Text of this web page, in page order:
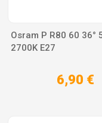
Osram P R80 60 36°
2700K E27
6,90 €